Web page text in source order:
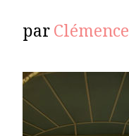
parClémence